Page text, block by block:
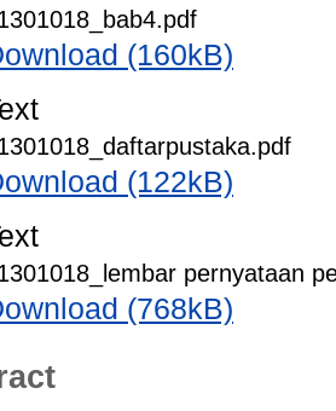
(160kB)
(122kB)
pernyataan
(768kB)